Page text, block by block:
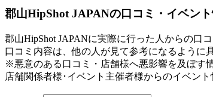
郡山HipShot JAPANの口コミ・イベン
郡山HipShot JAPANに実際に行った人からの口
口コミ内容は、他の人が見て参考になるように
※悪意のある口コミ・店舗様へ悪影響を及ぼす
店舗関係者様･イベント主催者様からのイベン